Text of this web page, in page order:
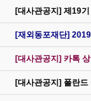
[대사관공지] 제19
[재외동포재단]
[대사관공지] 카톡
[대사관공지] 폴란드